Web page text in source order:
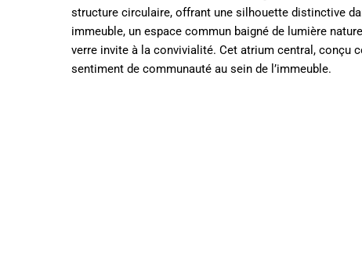
structure circulaire, offrant une silhouette distinctive
immeuble, un espace commun baigné de lumière
verre invite à la convivialité. Cet atrium central, conçu
sentiment de communauté au sein de l’immeuble.